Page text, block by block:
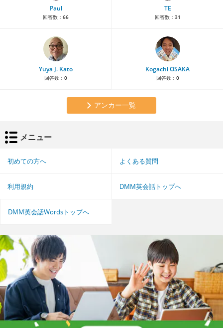
Paul
回答数： 66
TE
回答数： 31
Yuya J. Kato
回答数： 0
Kogachi OSAKA
回答数： 0
アンカー一覧
メニュー
初めての方へ よくある質問
利用規約 DMM英会話トップへ
DMM英会話Wordsトップへ